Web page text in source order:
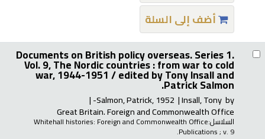
أضف إلى السلة
Documents on British policy overseas. Series 1.
Vol. 9, The Nordic countries : from war to cold
war, 1944-1951 /edited by Tony Insall and
Patrick Salmon.
by
Insall, Tony
Salmon, Patrick, 1952-
Great Britain. Foreign and Commonwealth Office
السلاسل:Whitehall histories: Foreign and Commonwealth Office
Publications; v. 9.